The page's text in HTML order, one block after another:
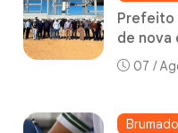
Prefeito
de nova
07 /
Brumado